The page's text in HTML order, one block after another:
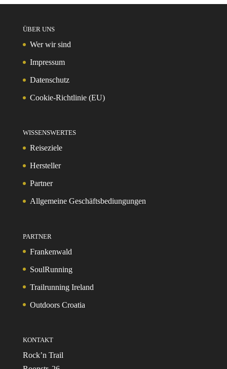
ÜBER UNS
Wer wir sind
Impressum
Datenschutz
Cookie-Richtlinie (EU)
WISSENSWERTES
Reiseziele
Hersteller
Partner
Allgemeine Geschäftsbediungungen
PARTNER
Frankenwald
SoulRunning
Trailrunning Ireland
Outdoors Croatia
KONTAKT
Rock’n Trail